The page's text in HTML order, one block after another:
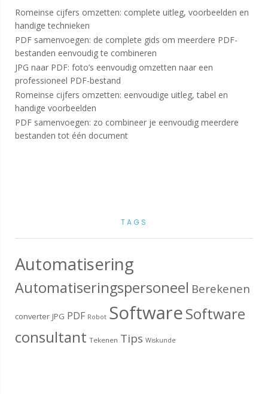
Romeinse cijfers omzetten: complete uitleg, voorbeelden en
handige technieken
PDF samenvoegen: de complete gids om meerdere PDF-
bestanden eenvoudig te combineren
JPG naar PDF: foto’s eenvoudig omzetten naar een
professioneel PDF-bestand
Romeinse cijfers omzetten: eenvoudige uitleg, tabel en
handige voorbeelden
PDF samenvoegen: zo combineer je eenvoudig meerdere
bestanden tot één document
TAGS
Automatisering
Automatiseringspersoneel Berekenen
converter JPG PDF Robot SoftwareSoftware
consultant Tekenen Tips Wiskunde